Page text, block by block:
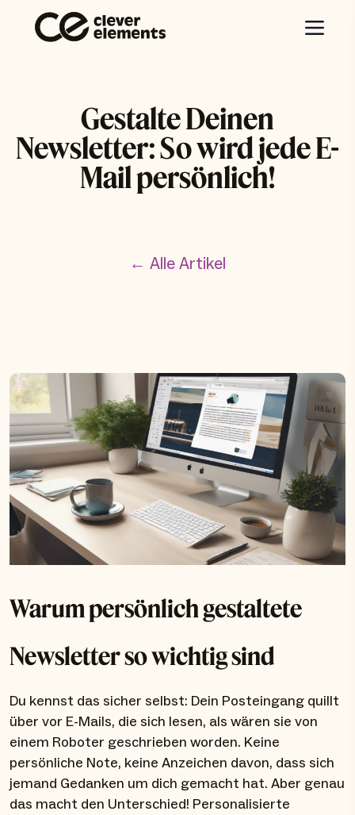
Gestalte Deinen
Newsletter: So wird jede E-
Mail persönlich!
← Alle Artikel
Warum persönlich gestaltete
Newsletter so wichtig sind
Du kennst das sicher selbst: Dein Posteingang quillt
über vor E-Mails, die sich lesen, als wären sie von
einem Roboter geschrieben worden. Keine
persönliche Note, keine Anzeichen davon, dass sich
jemand Gedanken um dich gemacht hat. Aber genau
das macht den Unterschied! Personalisierte